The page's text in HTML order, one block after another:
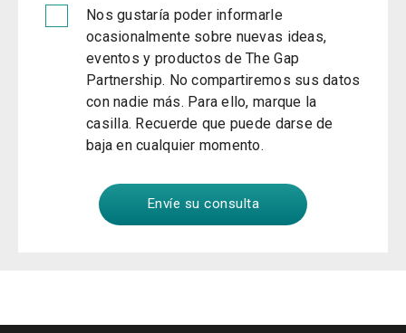
Nos gustaría poder informarle
ocasionalmente sobre nuevas ideas,
eventos y productos de The Gap
Partnership. No compartiremos sus datos
con nadie más. Para ello, marque la
casilla. Recuerde que puede darse de
baja en cualquier momento.